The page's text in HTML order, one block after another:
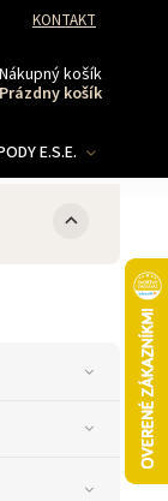
KONTAKT
Nákupný košík
Prázdny košík
E.S.E.